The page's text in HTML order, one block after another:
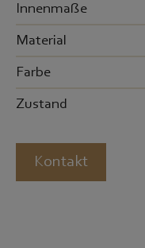
Innenmaße
Material
Farbe
Zustand
Kontakt